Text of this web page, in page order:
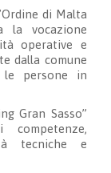
di Malta
la vocazione
operative e
dalla comune
le persone in
Gran Sasso”
tecniche e